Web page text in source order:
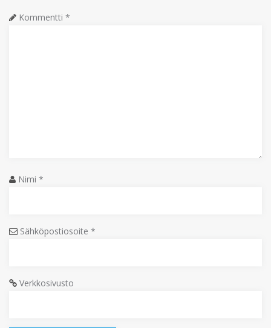
Kommentti *
Nimi *
Sähköpostiosoite *
Verkkosivusto